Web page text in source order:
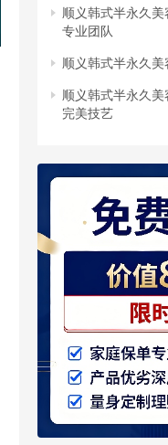
顺义韩式半永久
专业团队
顺义韩式半永久美
顺义韩式半永久
完美技艺